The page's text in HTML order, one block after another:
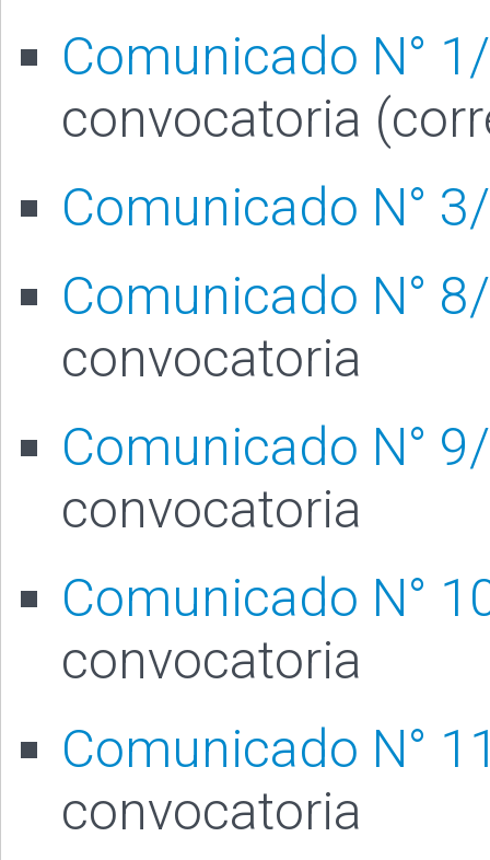
Comunicado N°
convocatoria
Comunicado N°
Comunicado N°
convocatoria
Comunicado N°
convocatoria
Comunicado N°
convocatoria
Comunicado N°
convocatoria